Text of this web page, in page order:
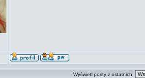
Wyświetl posty z ostatnich: